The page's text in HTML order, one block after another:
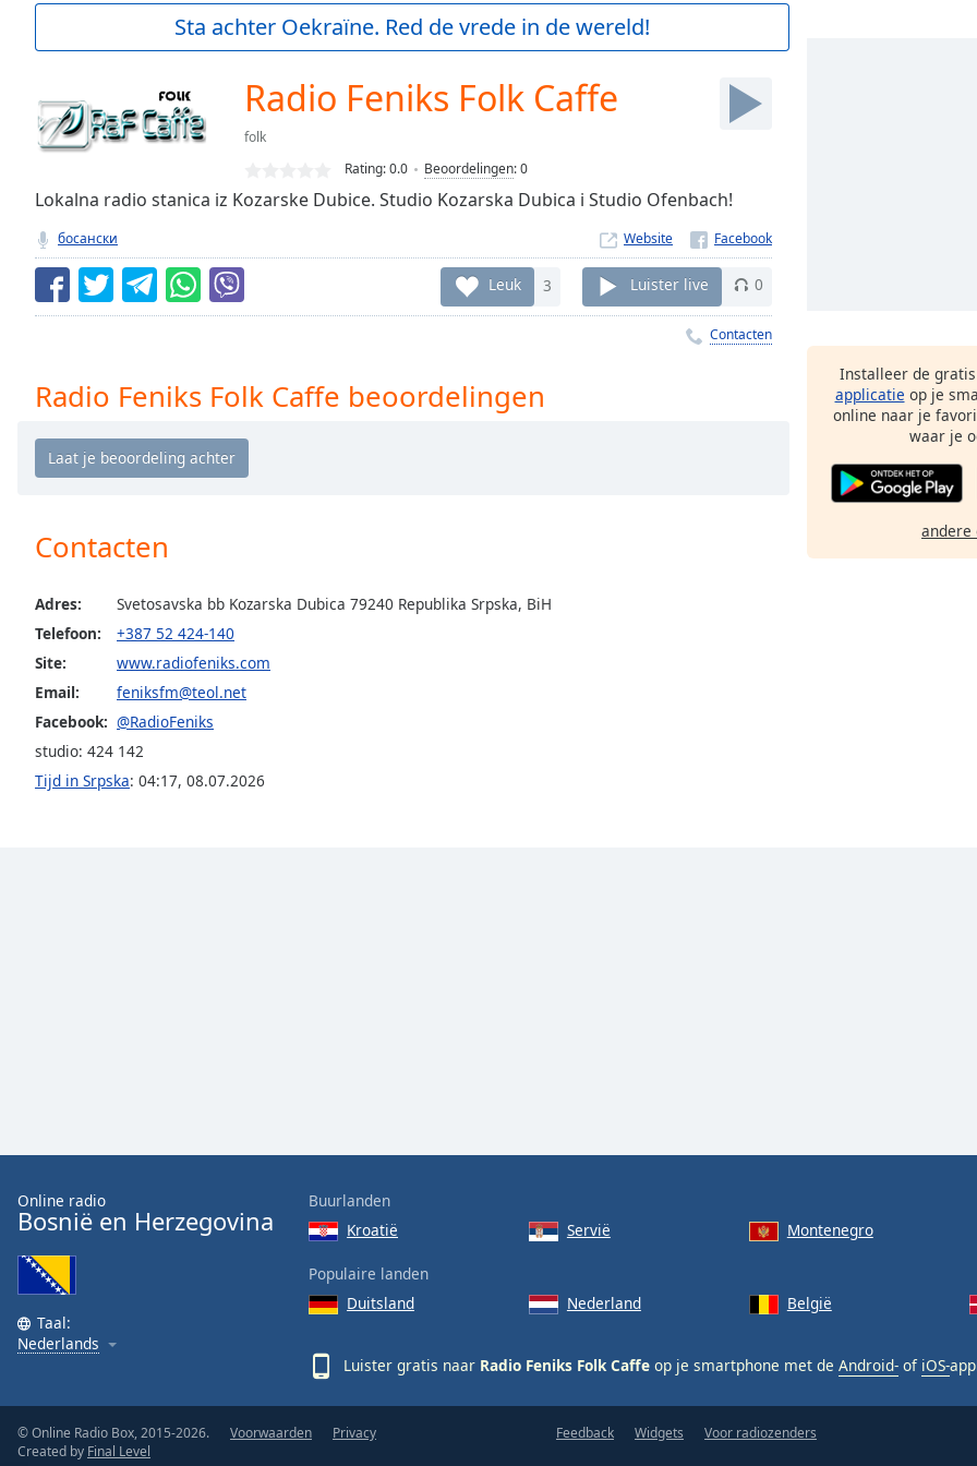
Current
Loaded:
0.00%
TypeLIVE
live,
currently
behind
LIVE
Remaining
Playback
Rate
Chapters
off,
selected
subtitles
settings,
is
modal
window.
Beginning
dialog
window.
and
Sta achter Oekraïne. Red de vrede in de wereld!
Radio Feniks Folk Caffe
folk
Rating:0.0 Beoordelingen:0
Lokalna radio stanica iz Kozarske Dubice. Studio Kozarska Dubica i Studio Ofenbach!
босански Website
Leuk 3 Luister live 0
Contacten
Radio Feniks Folk Caffe beoordelingen
Contacten
Adres:
Svetosavska bb Kozarska Dubica 79240 Republika Srpska, BiH
Telefoon:
+387 52 424-140
Site:
www.radiofeniks.com
Email:
feniksfm@teol.net
Facebook: @RadioFeniks
studio: 424 142
Tijd in Srpska: 04:17, 08.07.2026
Installeer de
applicatie op je
online naar je
waar je
andere
Online radio
Bosnië en Herzegovina
Taal:
Nederlands
Buurlanden
Kroatië
Servië Montenegro
Populaire landen
Duitsland
Nederland België
Luister gratis naar Radio Feniks Folk Caffe op je smartphone met de Android- of iOS-
© Online Radio Box, 2015-2026.
Created by Final Level
Voorwaarden Privacy Feedback Widgets Voor radiozenders